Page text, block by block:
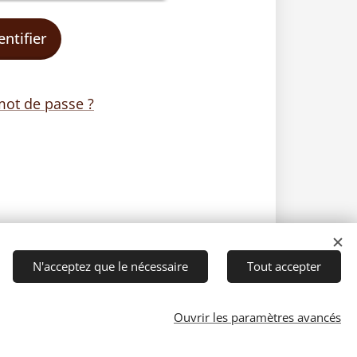
de passe ?
N'acceptez que le nécessaire Tout accepter
Ouvrir les paramètres avancés